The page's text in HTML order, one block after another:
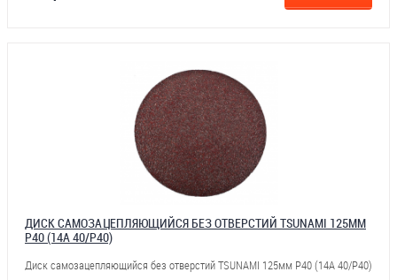
ДИСК САМОЗАЦЕПЛЯЮЩИЙСЯ БЕЗ ОТВЕРСТИЙ TSUNAMI 125ММ
Р40 (14А 40/Р40)
Диск самозацепляющийся без отверстий TSUNAMI 125мм Р40 (14А 40/Р40)